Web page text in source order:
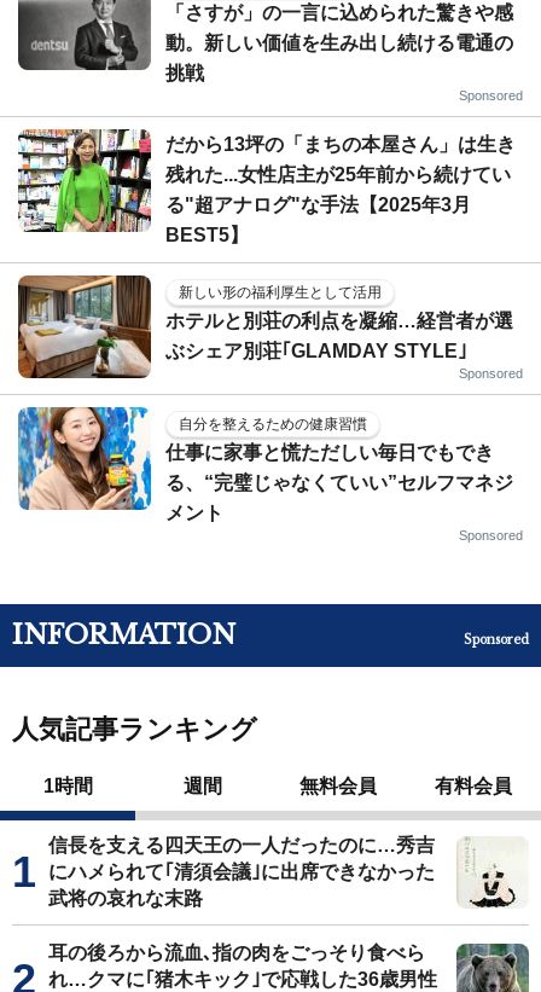
「さすが」の一言に込められた驚きや感
動。新しい価値を生み出し続ける電通の
挑戦
Sponsored
だから13坪の「まちの本屋さん」は生き
残れた...女性店主が25年前から続けてい
る"超アナログ"な手法【2025年3月
BEST5】
新しい形の福利厚生として活用
ホテルと別荘の利点を凝縮…経営者が選
ぶシェア別荘｢GLAMDAY STYLE｣
Sponsored
自分を整えるための健康習慣
仕事に家事と慌ただしい毎日でもでき
る、“完璧じゃなくていい”セルフマネジ
メント
Sponsored
INFORMATION Sponsored
人気記事ランキング
1時間 週間 無料会員 有料会員
信長を支える四天王の一人だったのに…秀吉
にハメられて｢清須会議｣に出席できなかった
武将の哀れな末路
耳の後ろから流血､指の肉をごっそり食べら
れ…クマに｢猪木キック｣で応戦した36歳男性